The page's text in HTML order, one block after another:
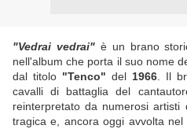
"Vedrai vedrai"è un brano
nell'album che porta il suo nome
dal titolo "Tenco" del 1966 . Il
cavalli di battaglia del
reinterpretato da numerosi
tragica e, ancora oggi avvolta